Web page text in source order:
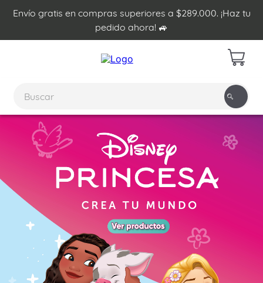
Envío gratis en compras superiores a $289.000. ¡Haz tu
pedido ahora! 🚙
TÉRMINOS MÁS BUSCADOS
plumon
3.
forro plumon
almohadas
7 cobija